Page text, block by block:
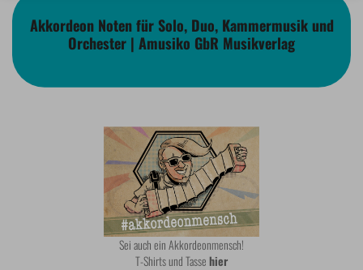
Akkordeon Noten für Solo, Duo, Kammermusik und
Orchester | Amusiko GbR Musikverlag
Sei auch ein Akkordeonmensch!
T-Shirts und Tassehier